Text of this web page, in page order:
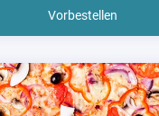
Vorbestellen